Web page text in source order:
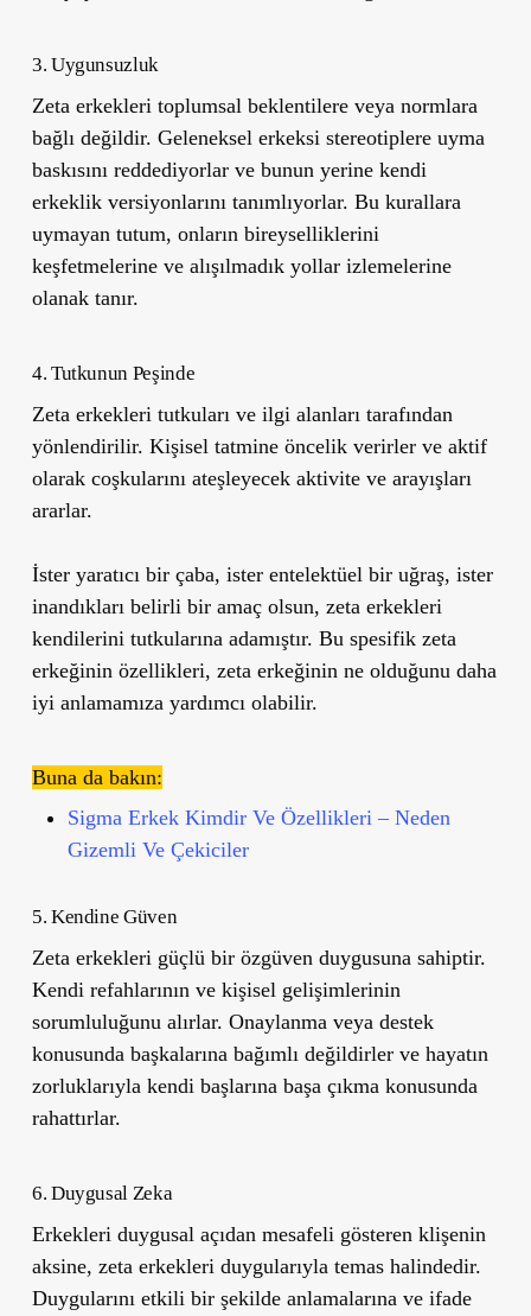
3. Uygunsuzluk
Zeta erkekleri toplumsal beklentilere veya normlara
bağlı değildir. Geleneksel erkeksi stereotiplere uyma
baskısını reddediyorlar ve bunun yerine kendi
erkeklik versiyonlarını tanımlıyorlar. Bu kurallara
uymayan tutum, onların bireyselliklerini
keşfetmelerine ve alışılmadık yollar izlemelerine
olanak tanır.
4. Tutkunun Peşinde
Zeta erkekleri tutkuları ve ilgi alanları tarafından
yönlendirilir. Kişisel tatmine öncelik verirler ve aktif
olarak coşkularını ateşleyecek aktivite ve arayışları
ararlar.
İster yaratıcı bir çaba, ister entelektüel bir uğraş, ister
inandıkları belirli bir amaç olsun, zeta erkekleri
kendilerini tutkularına adamıştır. Bu spesifik zeta
erkeğinin özellikleri, zeta erkeğinin ne olduğunu daha
iyi anlamamıza yardımcı olabilir.
Buna da bakın:
Sigma Erkek Kimdir Ve Özellikleri – Neden
Gizemli Ve Çekiciler
5. Kendine Güven
Zeta erkekleri güçlü bir özgüven duygusuna sahiptir.
Kendi refahlarının ve kişisel gelişimlerinin
sorumluluğunu alırlar. Onaylanma veya destek
konusunda başkalarına bağımlı değildirler ve hayatın
zorluklarıyla kendi başlarına başa çıkma konusunda
rahattırlar.
6. Duygusal Zeka
Erkekleri duygusal açıdan mesafeli gösteren klişenin
aksine, zeta erkekleri duygularıyla temas halindedir.
Duygularını etkili bir şekilde anlamalarına ve ifade